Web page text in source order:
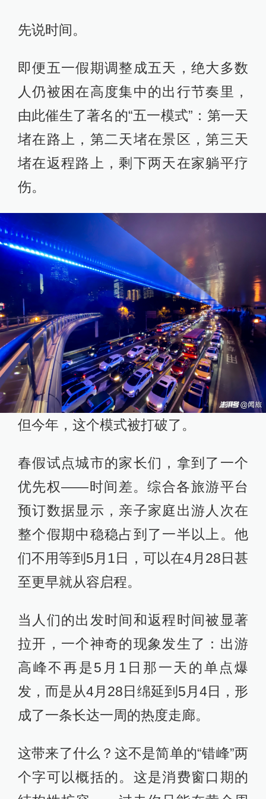
先说时间。
即便五一假期调整成五天，绝大多数
人仍被困在高度集中的出行节奏里，
由此催生了著名的“五一模式”：第一天
堵在路上，第二天堵在景区，第三天
堵在返程路上，剩下两天在家躺平疗
伤。
但今年，这个模式被打破了。
春假试点城市的家长们，拿到了一个
优先权——时间差。综合各旅游平台
预订数据显示，亲子家庭出游人次在
整个假期中稳稳占到了一半以上。他
们不用等到5月1日，可以在4月28日甚
至更早就从容启程。
当人们的出发时间和返程时间被显著
拉开，一个神奇的现象发生了：出游
高峰不再是5月1日那一天的单点爆
发，而是从4月28日绵延到5月4日，形
成了一条长达一周的热度走廊。
这带来了什么？这不是简单的“错峰”两
个字可以概括的。这是消费窗口期的